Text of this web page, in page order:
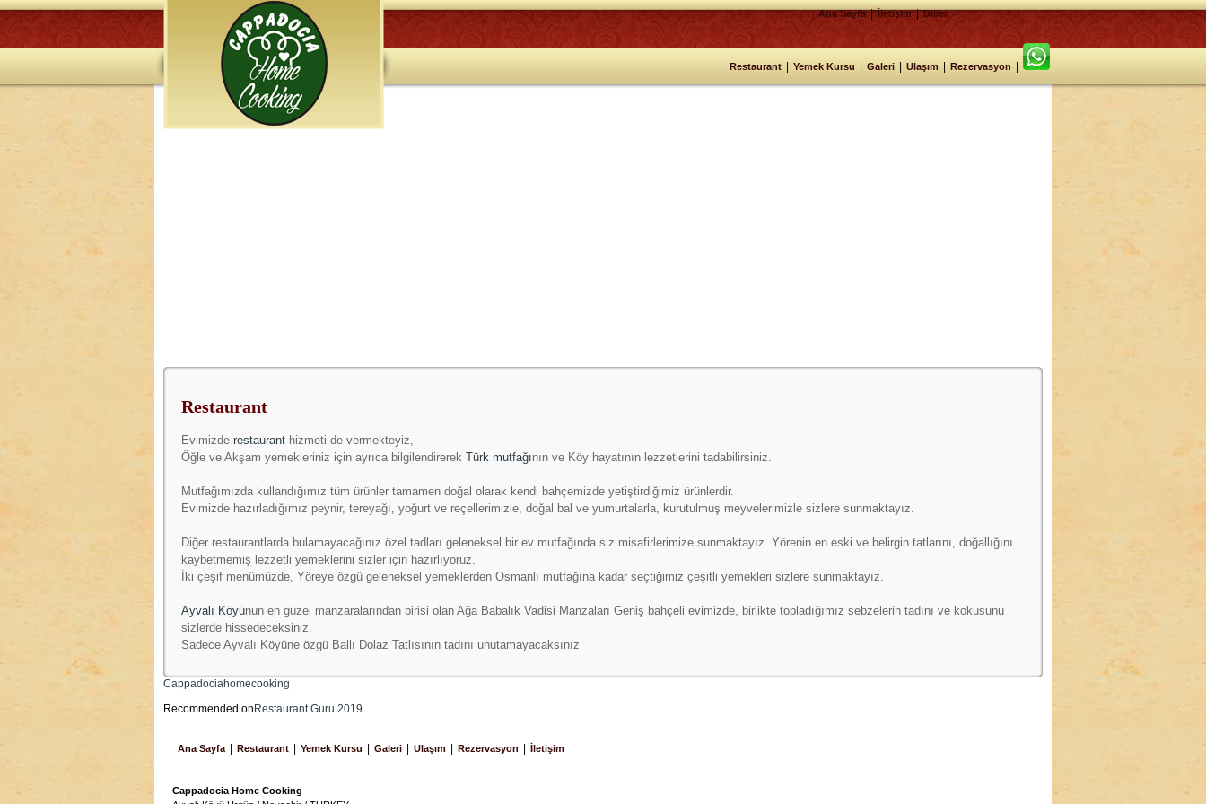
Ana Sayfa|İletişim|Diller
Restaurant Yemek Kursu Galeri Ulaşım Rezervasyon
Restaurant
Evimizde restaurant hizmeti de vermekteyiz,
Öğle ve Akşam yemekleriniz için ayrıca bilgilendirerek Türk mutfağının ve Köy hayatının lezzetlerini tadabilirsiniz.
Mutfağımızda kullandığımız tüm ürünler tamamen doğal olarak kendi bahçemizde yetiştirdiğimiz ürünlerdir.
Evimizde hazırladığımız peynir, tereyağı, yoğurt ve reçellerimizle, doğal bal ve yumurtalarla, kurutulmuş meyvelerimizle sizlere sunmaktayız.
Diğer restaurantlarda bulamayacağınız özel tadları geleneksel bir ev mutfağında siz misafirlerimize sunmaktayız. Yörenin en eski ve belirgin tatlarını, doğallığını
kaybetmemiş lezzetli yemeklerini sizler için hazırlıyoruz.
İki çeşif menümüzde, Yöreye özgü geleneksel yemeklerden Osmanlı mutfağına kadar seçtiğimiz çeşitli yemekleri sizlere sunmaktayız.
Ayvalı Köyünün en güzel manzaralarından birisi olan Ağa Babalık Vadisi Manzaları Geniş bahçeli evimizde, birlikte topladığımız sebzelerin tadını ve kokusunu
sizlerde hissedeceksiniz.
Sadece Ayvalı Köyüne özgü Ballı Dolaz Tatlısının tadını unutamayacaksınız
Cappadociahomecooking
Recommended on Restaurant Guru 2019
Ana Sayfa Restaurant Yemek Kursu Galeri Ulaşım Rezervasyon İletişim
Cappadocia Home Cooking